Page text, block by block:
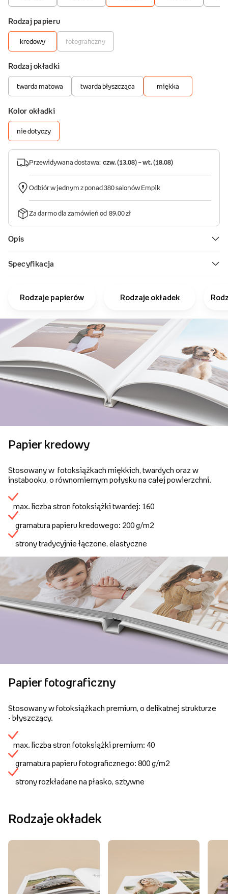
Rodzaje papierów Rodzaje okładek
Papier kredowy
Stosowany w fotoksiążkach miękkich, twardych oraz w
instabooku, o równomiernym połysku na całej powierzchni.
max. liczba stron fotoksiążki twardej: 160
gramatura papieru kredowego: 200 g/m2
strony tradycyjnie łączone, elastyczne
Papier fotograficzny
Stosowany w fotoksiążkach premium, o delikatnej strukturze
- błyszczący.
max. liczba stron fotoksiążki premium: 40
gramatura papieru fotograficznego: 800 g/m2
strony rozkładane na płasko, sztywne
Rodzaje okładek